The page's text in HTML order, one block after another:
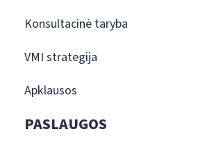
Konsultacinė taryba
VMI strategija
Apklausos
PASLAUGOS